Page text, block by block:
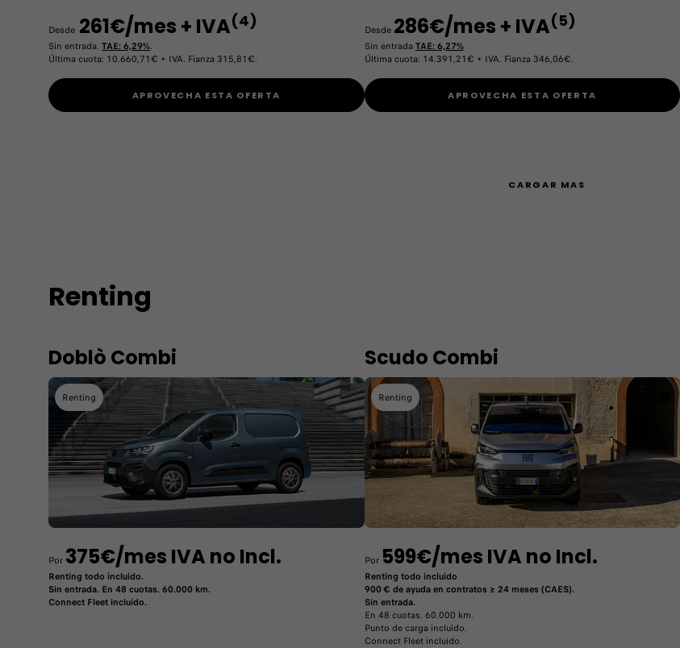
Desde 261€/mes + IVA(4)
Sin entrada. TAE: 6,29%.
Última cuota: 10.660,71€ + IVA. Fianza 315,81€.
APROVECHA ESTA OFERTA
Desde 286€/mes + IVA(5)
Sin entradaTAE: 6,27%
Última cuota: 14.391,21€ + IVA. Fianza 346,06€.
APROVECHA ESTA OFERTA
CARGAR MAS
Renting
Doblò Combi
Renting
Por 375€/mes IVA no Incl.
Renting todo incluido.
Sin entrada. En 48 cuotas. 60.000 km.
Connect Fleet incluido.
Scudo Combi
Renting
Por 599€/mes IVA no Incl.
Renting todo incluido
900 € de ayuda en contratos ≥ 24 meses (CAES).
Sin entrada.
En 48 cuotas. 60.000 km.
Punto de carga incluido.
Connect Fleet incluido.